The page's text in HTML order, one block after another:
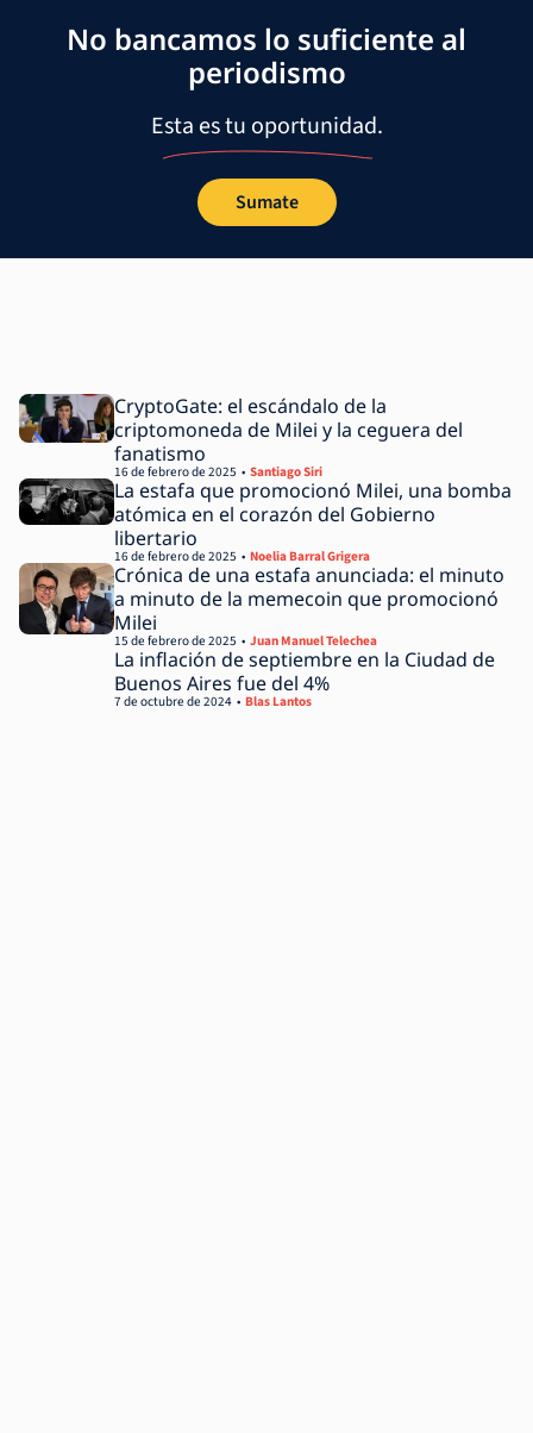
No bancamos lo suficiente al
periodismo
Esta es tu oportunidad.
Sumate
CryptoGate: el escándalo de la
criptomoneda de Milei y la ceguera del
fanatismo
Santiago Siri
16 de febrero de 2025
La estafa que promocionó Milei, una bomba
atómica en el corazón del Gobierno
libertario
Noelia Barral Grigera
16 de febrero de 2025
Crónica de una estafa anunciada: el minuto
a minuto de la memecoin que promocionó
Milei
Juan Manuel Telechea
15 de febrero de 2025
La inflación de septiembre en la Ciudad de
Buenos Aires fue del 4%
Blas Lantos
7 de octubre de 2024